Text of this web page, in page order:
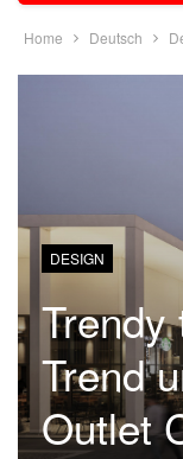
Home Deutsch
DESIGN
Trend
Outlet